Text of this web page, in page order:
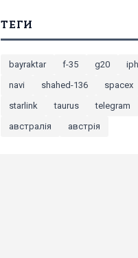
ТЕГИ
bayraktar f-35 g20
navi
shahed-136
spacex
starlink
taurus
telegram
австралія
австрія